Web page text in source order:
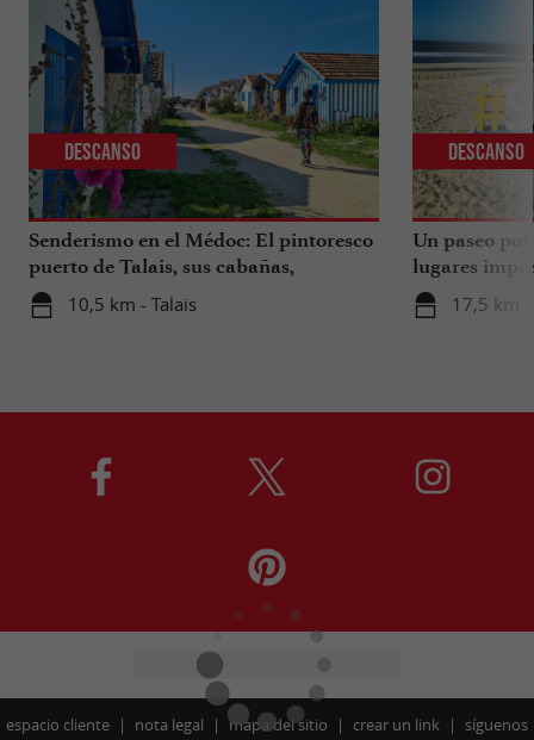
Senderismo en el Médoc: El pintoresco
puerto de Talais, sus cabañas,
artesanos y ostras.
10,5 km - Talais
Descanso
Un paseo
lugares
17,5 km
Descanso
espacio cliente nota legal mapa del sitio crear un link síguenos